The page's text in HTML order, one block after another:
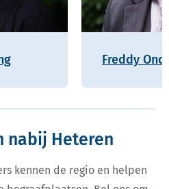
Freddy
nabij Heteren
kennen de regio en helpen